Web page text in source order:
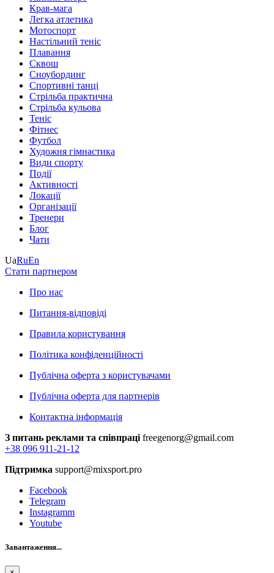
Крав-мага
Легка атлетика
Мотоспорт
Настільний теніс
Плавання
Сквош
Сноубординг
Спортивні танці
Стрільба практична
Стрільба кульова
Теніс
Фітнес
Футбол
Художня гімнастика
Види спорту
Події
Активності
Локації
Організації
Тренери
Блог
Чати
UaRuEn
Стати партнером
Про нас
Питання-відповіді
Правила користування
Політика конфіденційності
Публічна оферта з користувачами
Публічна оферта для партнерів
Контактна інформація
З питань реклами та співпраці freegenorg@gmail.com
+38 096 911-21-12
Підтримка support@mixsport.pro
Facebook
Telegram
Instagramm
Youtube
Завантаження...